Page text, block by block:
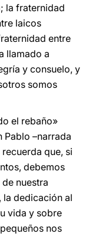
la fraternidad
laicos
entre
llamado a
y consuelo, y
somos
el rebaño»
Pablo –narrada
que, si
debemos
nuestra
la dedicación al
vida y sobre
nos